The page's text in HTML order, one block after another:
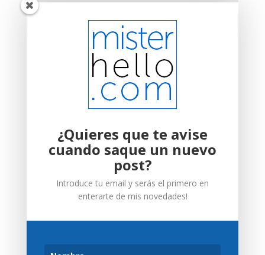
¿Quieres que te avise
cuando saque un nuevo
post?
Introduce tu email y serás el primero en
enterarte de mis novedades!